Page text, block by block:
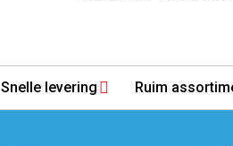
Snelle levering Ruim